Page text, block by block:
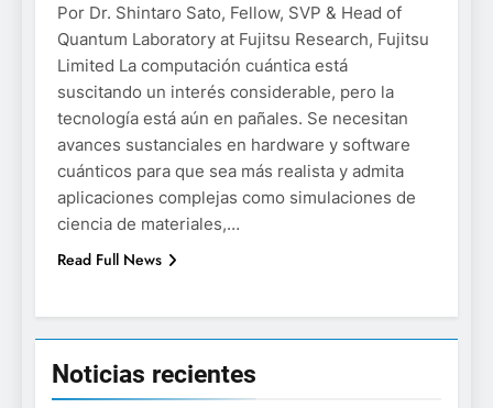
Por Dr. Shintaro Sato, Fellow, SVP & Head of
Quantum Laboratory at Fujitsu Research, Fujitsu
Limited La computación cuántica está
suscitando un interés considerable, pero la
tecnología está aún en pañales. Se necesitan
avances sustanciales en hardware y software
cuánticos para que sea más realista y admita
aplicaciones complejas como simulaciones de
ciencia de materiales,…
Read Full News
Noticias recientes